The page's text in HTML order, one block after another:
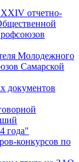
отчетно-
Молодежного
Самарской
документов
года"
конкурсов по